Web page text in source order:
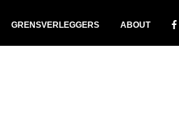
GRENSVERLEGGERS ABOUT